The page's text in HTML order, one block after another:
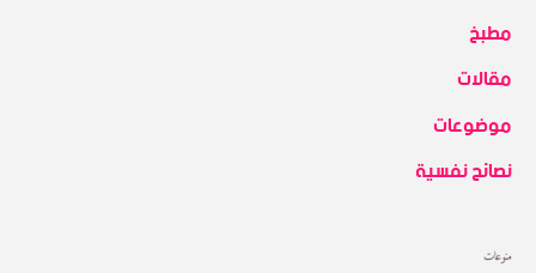
مطبخ
مقالات
موضوعات
نصائح نفسية
منوعات